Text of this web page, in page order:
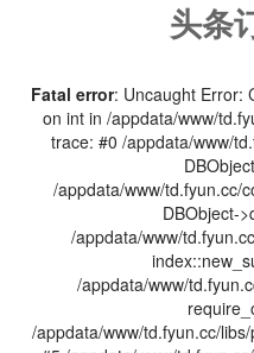
头条
Fatal error: Uncaught Error:
on int in /appdata/www/
trace: #0 /appdata/www/
/appdata/www/td.fyun.cc/
DBObject-
/appdata/www/
/appdata/www/
/appdata/www/td.fyun.cc/